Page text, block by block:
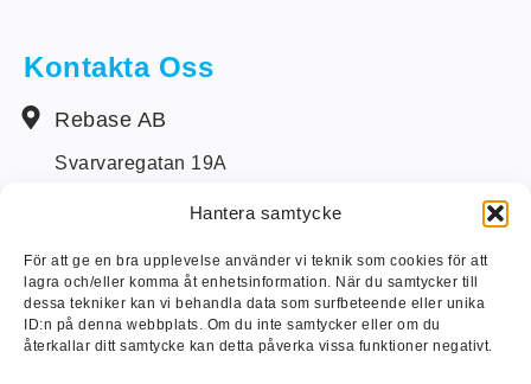
Hantera samtycke
För att ge en bra upplevelse använder vi teknik som cookies för att
lagra och/eller komma åt enhetsinformation. När du samtycker till
dessa tekniker kan vi behandla data som surfbeteende eller unika
ID:n på denna webbplats. Om du inte samtycker eller om du
återkallar ditt samtycke kan detta påverka vissa funktioner negativt.
Kontakta Oss
Rebase AB
Svarvaregatan 19A
info@rebase.se